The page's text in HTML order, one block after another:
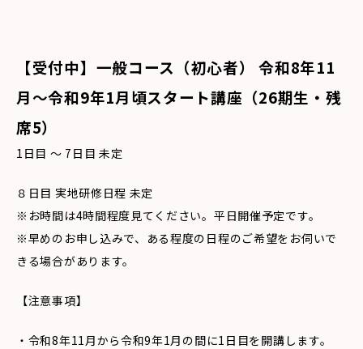
【受付中】一般コース（初心者） 令和8年11
月〜令和9年1月頃スタート講座（26期生・残
席5）
1日目 〜 7日目 未定
８日目 実地研修日程 未定
※お時間は4時間程度見てください。平日開催予定です。
※早めのお申し込みで、ある程度の日程のご希望をお伺いで
きる場合があります。
【注意事項】
・令和8年11月から令和9年1月の間に1日目を開講します。